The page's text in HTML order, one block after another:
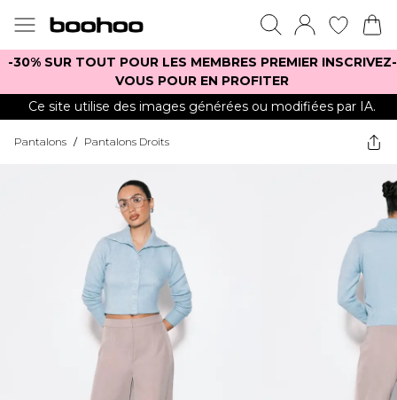
-30% SUR TOUT POUR LES MEMBRES PREMIER INSCRIVEZ-
VOUS POUR EN PROFITER
Ce site utilise des images générées ou modifiées par IA.
Pantalons / Pantalons Droits